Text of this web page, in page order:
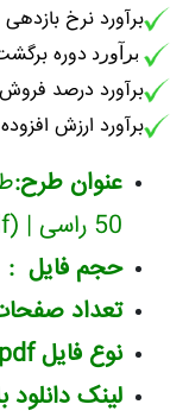
برآورد نرخ
برآورد دوره
برآورد درصد
برآورد ارزش
عنوان طرح:
50 راسی | (word+pdf) سال 1404
حجم فایل :
تعداد صفحات: 37
نوع فایل doc + pdf
لینک